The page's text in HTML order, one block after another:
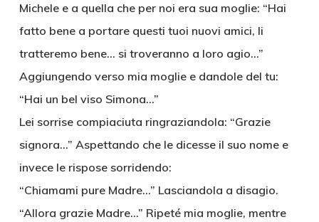
Michele e a quella che per noi era sua moglie: “Hai
fatto bene a portare questi tuoi nuovi amici, li
tratteremo bene… si troveranno a loro agio…”
Aggiungendo verso mia moglie e dandole del tu:
“Hai un bel viso Simona…”
Lei sorrise compiaciuta ringraziandola: “Grazie
signora…” Aspettando che le dicesse il suo nome e
invece le rispose sorridendo:
“Chiamami pure Madre…” Lasciandola a disagio.
“Allora grazie Madre…” Ripeté mia moglie, mentre